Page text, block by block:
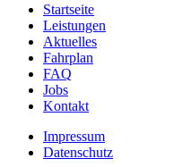
Startseite
Leistungen
Aktuelles
Fahrplan
FAQ
Jobs
Kontakt
Impressum
Datenschutz